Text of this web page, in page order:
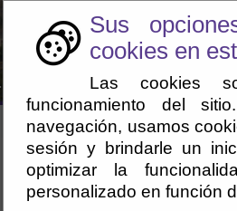
Sus
cookies en
Las cookies
funcionamiento del
navegación, usamos
sesión y brindarle un
optimizar la
personalizado en función
Enlaces de interés